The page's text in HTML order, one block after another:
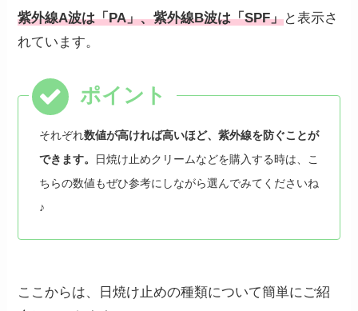
紫外線A波は「PA」、紫外線B波は「SPF」と表示さ
れています。
それぞれ数値が高ければ高いほど、紫外線を防ぐことが
できます。
日焼け止めクリームなどを購入する時は、こ
ちらの数値もぜひ参考にしながら選んでみてくださいね
♪
ここからは、日焼け止めの種類について簡単にご紹